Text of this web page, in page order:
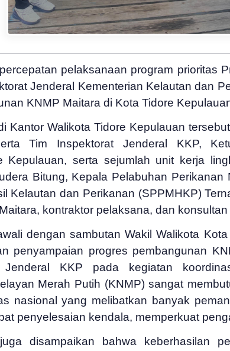
pelaksanaan program prioritas
Jenderal Kementerian Kelautan dan
KNMP Maitara di Kota Tidore
Kantor Walikota Tidore Kepulauan
Tim Inspektorat Jenderal KKP,
Kepulauan, serta sejumlah unit kerja
Bitung, Kepala Pelabuhan
Kelautan dan Perikanan (SPPMHKP)
kontraktor pelaksana, dan
dengan sambutan Wakil Walikota
penyampaian progres pembangunan
Jenderal KKP pada kegiatan
Merah Putih (KNMP) sangat
nasional yang melibatkan banyak
penyelesaian kendala, memperkuat
disampaikan bahwa keberhasilan